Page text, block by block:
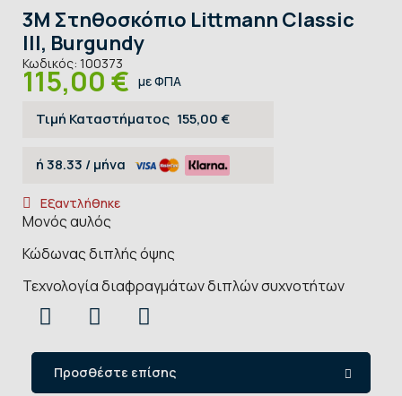
3M Στηθοσκόπιο Littmann Classic
III, Burgundy
Κωδικός: 100373
115,00 € με ΦΠΑ
Τιμή Καταστήματος 155,00 €
ή38.33 / μήνα
Εξαντλήθηκε
Μονός αυλός
Κώδωνας διπλής όψης
Τεχνολογία διαφραγμάτων διπλών συχνοτήτων
Προσθέστε επίσης